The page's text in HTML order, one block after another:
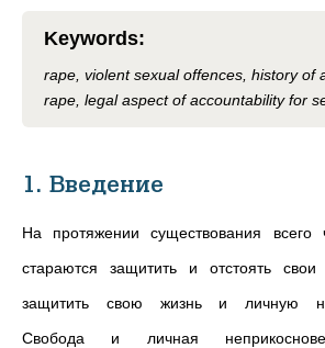
Keywords:
rape, violent sexual offences, history of
rape, legal aspect of accountability for
1. Введение
На протяжении существования всего
стараются защитить и отстоять
защитить свою жизнь и личную
Свобода и личная